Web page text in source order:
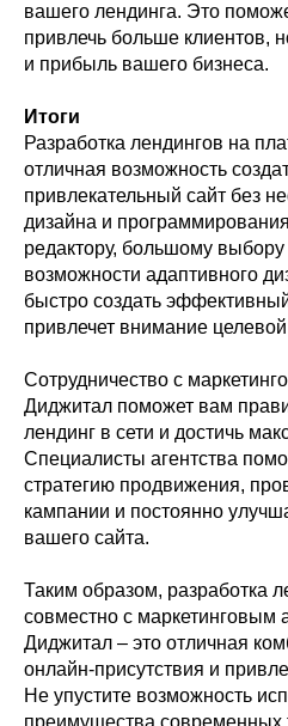
вашего лендинга. Это
привлечь больше клиентов,
и прибыль вашего бизнеса.
Итоги
Разработка лендингов на
отличная возможность
привлекательный сайт без
дизайна и
редактору, большому
возможности адаптивного
быстро создать
привлечет внимание
Сотрудничество с
Диджитал поможет вам
лендинг в сети и достичь
Специалисты агентства
стратегию продвижения,
кампании и постоянно
вашего сайта.
Таким образом, разработка
совместно с маркетинговым
Диджитал – это отличная
онлайн-присутствия и
Не упустите возможность